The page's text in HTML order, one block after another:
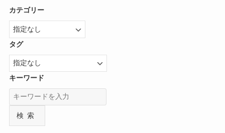
カテゴリー
タグ
キーワード
検索